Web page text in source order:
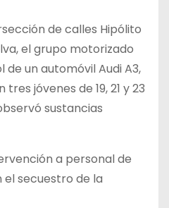
de calles Hipólito
el grupo motorizado
de un automóvil Audi A3,
jóvenes de 19, 21 y 23
sustancias
a personal de
el secuestro de la